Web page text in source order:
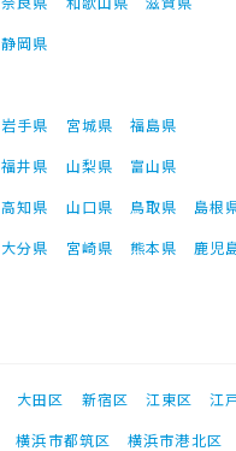
静岡県
岩手県 宮城県
福島県
福井県 山梨県
富山県
高知県 山口県 鳥取県 島根
大分県 宮崎県 熊本県 鹿児
大田区 新宿区 江東区 江
横浜市都筑区 横浜市港北区